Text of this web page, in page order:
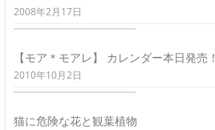
2008年2月17日
【モア＊モアレ】 カレンダー本日発売！
2010年10月2日
猫に危険な花と観葉植物